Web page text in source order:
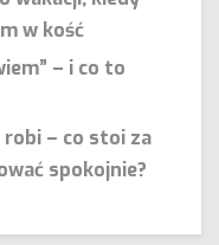
w kość
– i co to
robi – co stoi za
spokojnie?